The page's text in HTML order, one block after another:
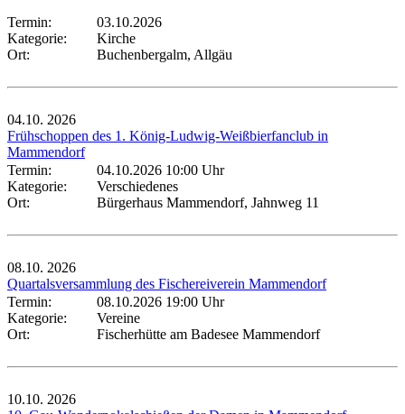
Termin:
03.10.2026
Kategorie:
Kirche
Ort:
Buchenbergalm, Allgäu
04.10. 2026
Frühschoppen des 1. König-Ludwig-Weißbierfanclub in
Mammendorf
Termin:
04.10.2026 10:00 Uhr
Kategorie:
Verschiedenes
Ort:
Bürgerhaus Mammendorf, Jahnweg 11
08.10. 2026
Quartalsversammlung des Fischereiverein Mammendorf
Termin:
08.10.2026 19:00 Uhr
Kategorie:
Vereine
Ort:
Fischerhütte am Badesee Mammendorf
10.10. 2026